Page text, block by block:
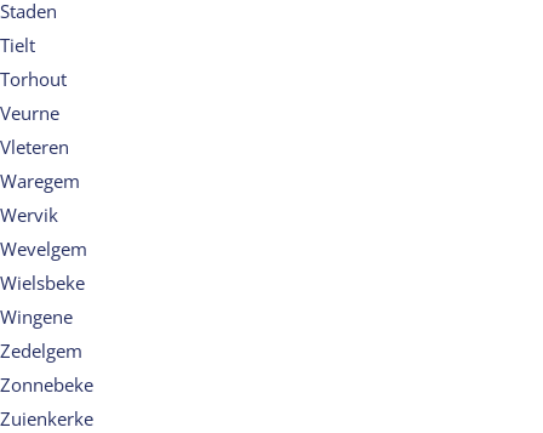
Staden
Tielt
Torhout
Veurne
Vleteren
Waregem
Wervik
Wevelgem
Wielsbeke
Wingene
Zedelgem
Zonnebeke
Zuienkerke